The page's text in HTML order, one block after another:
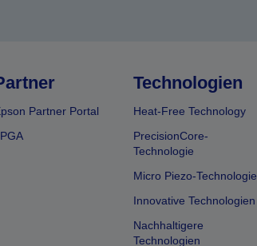
Partner Portal
Technologien
Heat-Free Technology
PrecisionCore-
Technologie
Micro Piezo-Technologie
Innovative Technologien
Nachhaltigere
Technologien